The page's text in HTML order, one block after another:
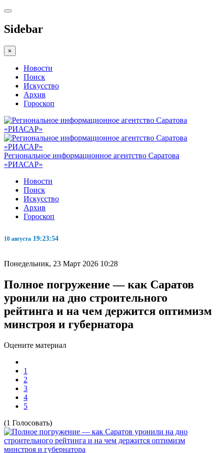
Sidebar
×
Новости
Поиск
Искусство
Архив
Гороскоп
Региональное информационное агентство Саратова
«РИАСАР»
Новости
Поиск
Искусство
Архив
Гороскоп
10 августа 19:23:55
Понедельник, 23 Март 2026 10:28
Полное погружение — как Саратов
уронили на дно строительного
рейтинга и на чем держится оптимизм
минстроя и губернатора
Оцените материал
1
2
3
4
5
(1 Голосовать)